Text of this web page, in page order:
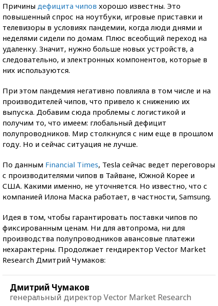
Причины дефицита чипов хорошо известны. Это
повышенный спрос на ноутбуки, игровые приставки и
телевизоры в условиях пандемии, когда люди днями и
неделями сидели по домам. Плюс всеобщий переход на
удаленку. Значит, нужно больше новых устройств, а
следовательно, и электронных компонентов, которые в
них используются.
При этом пандемия негативно повлияла в том числе и на
производителей чипов, что привело к снижению их
выпуска. Добавим сюда проблемы с логистикой и
получим то, что имеем: глобальный дефицит
полупроводников. Мир столкнулся с ним еще в прошлом
году. Но и сейчас ситуация не лучше.
По данным Financial Times, Tesla сейчас ведет переговоры
с производителями чипов в Тайване, Южной Корее и
США. Какими именно, не уточняется. Но известно, что с
компанией Илона Маска работает, в частности, Samsung.
Идея в том, чтобы гарантировать поставки чипов по
фиксированным ценам. Ни для автопрома, ни для
производства полупроводников авансовые платежи
нехарактерны. Продолжает гендиректор Vector Market
Research Дмитрий Чумаков:
Дмитрий Чумаков
генеральный директор Vector Market Research